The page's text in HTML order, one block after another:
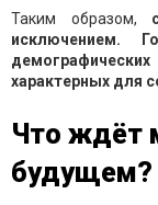
Таким образом,
исключением.
характерных для
Что ждёт
будущем?